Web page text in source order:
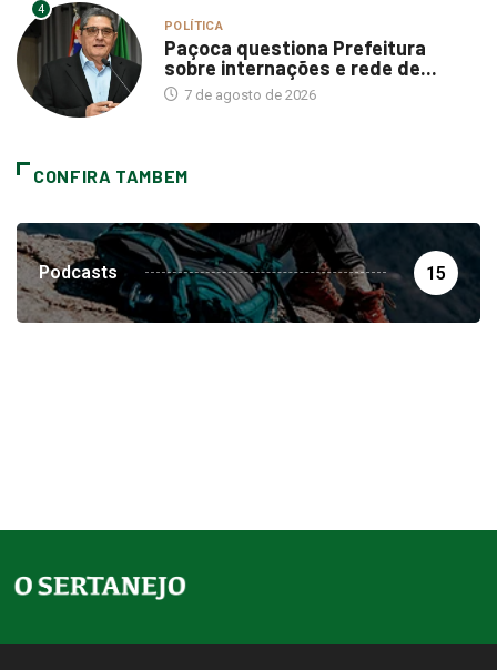
4
POLÍTICA
Paçoca questiona Prefeitura
sobre internações e rede de...
7 de agosto de 2026
CONFIRA TAMBEM
Podcasts 15